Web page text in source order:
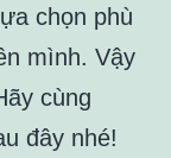
chọn phù
mình. Vậy
cùng
đây nhé!